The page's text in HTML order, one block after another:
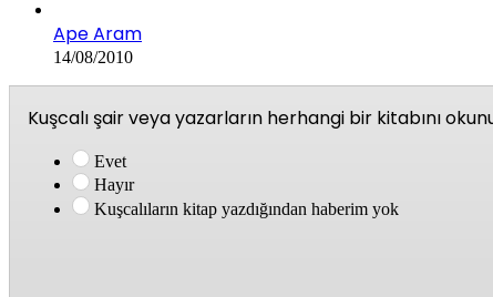
Ape Aram
14/08/2010
Kuşcalı şair veya yazarların herhangi bir kitabını
Evet
Hayır
Kuşcalıların kitap yazdığından haberim yok